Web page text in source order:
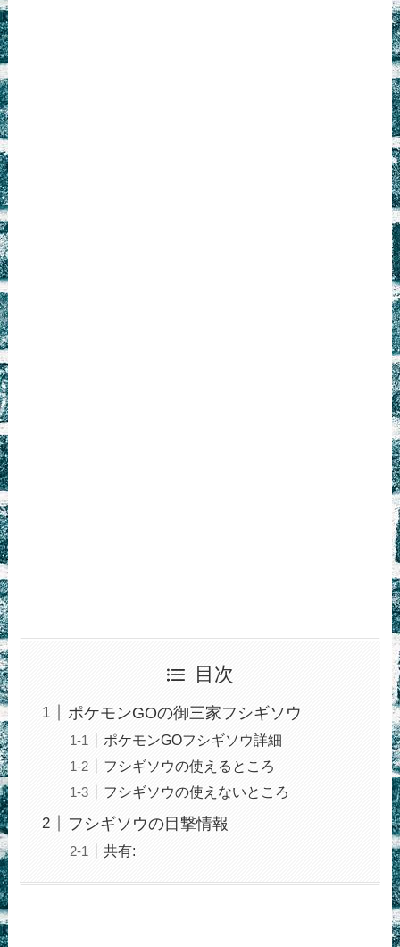
目次
ポケモンGOの御三家フシギソウ
ポケモンGOフシギソウ詳細
フシギソウの使えるところ
フシギソウの使えないところ
フシギソウの目撃情報
共有: